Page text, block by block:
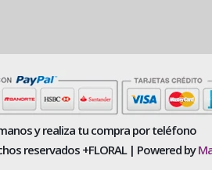
y realiza tu compra por teléfono
reservados +FLORAL | Powered by